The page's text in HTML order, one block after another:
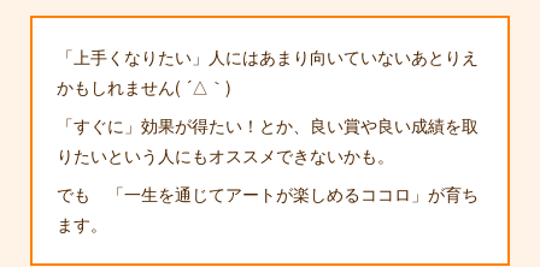
「上手くなりたい」人にはあまり向いていないあとりえ
かもしれません( ´△｀)
「すぐに」効果が得たい！とか、良い賞や良い成績を取
りたいという人にもオススメできないかも。
でも 「一生を通じてアートが楽しめるココロ」が育ち
ます。